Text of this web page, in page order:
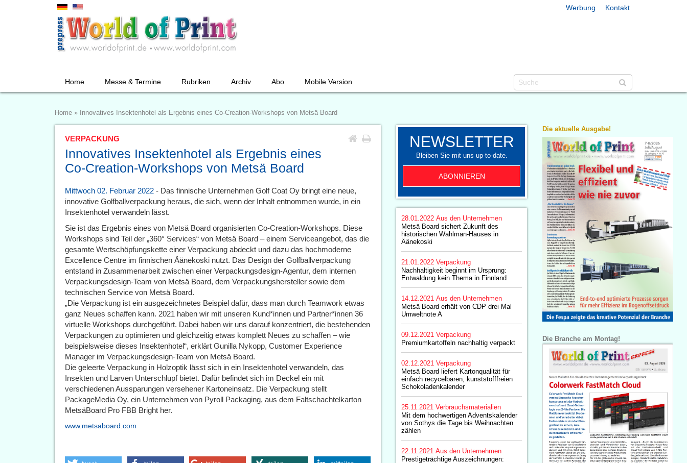
Werbung Kontakt
Home Messe & Termine Rubriken Archiv Abo Mobile Version
Home » Innovatives Insektenhotel als Ergebnis eines Co-Creation-Workshops von Metsä Board
VERPACKUNG
Innovatives Insektenhotel als Ergebnis eines
Co-Creation-Workshops von Metsä Board
Mittwoch 02. Februar 2022 - Das finnische Unternehmen Golf Coat Oy bringt eine neue,
innovative Golfballverpackung heraus, die sich, wenn der Inhalt entnommen wurde, in ein
Insektenhotel verwandeln lässt.
Sie ist das Ergebnis eines von Metsä Board organisierten Co-Creation-Workshops. Diese
Workshops sind Teil der „360° Services“ von Metsä Board – einem Serviceangebot, das die
gesamte Wertschöpfungskette einer Verpackung abdeckt und dazu das hochmoderne
Excellence Centre im finnischen Äänekoski nutzt. Das Design der Golfballverpackung
entstand in Zusammenarbeit zwischen einer Verpackungsdesign-Agentur, dem internen
Verpackungsdesign-Team von Metsä Board, dem Verpackungshersteller sowie dem
technischen Service von Metsä Board.
„Die Verpackung ist ein ausgezeichnetes Beispiel dafür, dass man durch Teamwork etwas
ganz Neues schaffen kann. 2021 haben wir mit unseren Kund*innen und Partner*innen 36
virtuelle Workshops durchgeführt. Dabei haben wir uns darauf konzentriert, die bestehenden
Verpackungen zu optimieren und gleichzeitig etwas komplett Neues zu schaffen – wie
beispielsweise dieses Insektenhotel“, erklärt Gunilla Nykopp, Customer Experience
Manager im Verpackungsdesign-Team von Metsä Board.
Die geleerte Verpackung in Holzoptik lässt sich in ein Insektenhotel verwandeln, das
Insekten und Larven Unterschlupf bietet. Dafür befindet sich im Deckel ein mit
verschiedenen Aussparungen versehener Kartoneinsatz. Die Verpackung stellt
PackageMedia Oy, ein Unternehmen von Pyroll Packaging, aus dem Faltschachtelkarton
MetsäBoard Pro FBB Bright her.
www.metsaboard.com
NEWSLETTER
Bleiben Sie mit uns up-to-date.
ABONNIEREN
28.01.2022 Aus den Unternehmen
Metsä Board sichert Zukunft des
historischen Wahlman-Hauses in
Äänekoski
21.01.2022 Verpackung
Nachhaltigkeit beginnt im Ursprung:
Entwaldung kein Thema in Finnland
14.12.2021 Aus den Unternehmen
Metsä Board erhält von CDP drei Mal
Umweltnote A
09.12.2021 Verpackung
Premiumkartoffeln nachhaltig verpackt
02.12.2021 Verpackung
Metsä Board liefert Kartonqualität für
einfach recycelbaren, kunststofffreien
Schokoladenkalender
25.11.2021 Verbrauchsmaterialien
Mit dem hochwertigen Adventskalender
von Sothys die Tage bis Weihnachten
zählen
22.11.2021 Aus den Unternehmen
Prestigeträchtige Auszeichnungen:
Die aktuelle Ausgabe!
Die Branche am Montag!